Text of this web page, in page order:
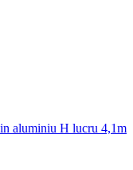
aluminiu H lucru 4,1m